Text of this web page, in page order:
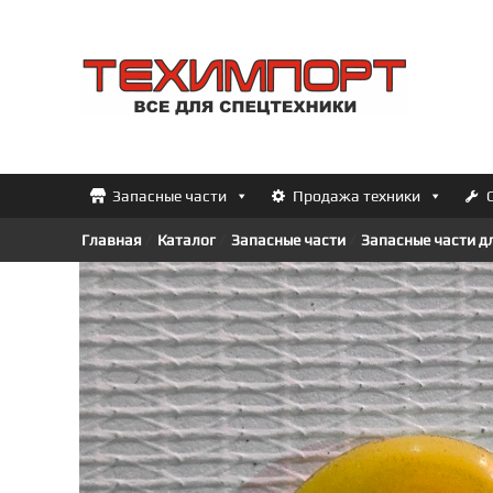
содержимомуТЕХИМПОРТ
Всё
Запасные части Продажа техники
Главная Каталог/ Запасные части Запасные части